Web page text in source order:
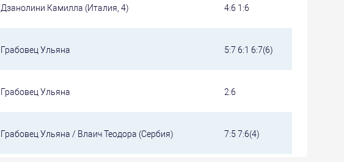
Дзанолини Камилла (Италия, 4) 4:6 1:6
Грабовец Ульяна 5:7 6:1 6:7(6)
Грабовец Ульяна 2:6
Грабовец Ульяна / Влаич Теодора (Сербия) 7:5 7:6(4)